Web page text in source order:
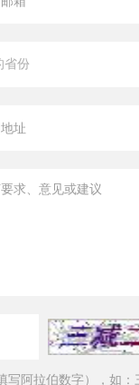
写阿拉伯数字），如：